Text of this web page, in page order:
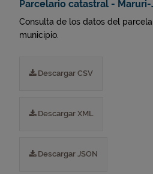
Parcelario catastral -
Consulta de los datos del
municipio.
Descargar CSV
Descargar XML
Descargar JSON